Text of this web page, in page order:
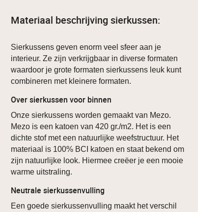
Materiaal beschrijving sierkussen:
Sierkussens geven enorm veel sfeer aan je
interieur. Ze zijn verkrijgbaar in diverse formaten
waardoor je grote formaten sierkussens leuk kunt
combineren met kleinere formaten.
Over sierkussen voor binnen
Onze sierkussens worden gemaakt van Mezo.
Mezo is een katoen van 420 gr./m2. Het is een
dichte stof met een natuurlijke weefstructuur. Het
materiaal is 100% BCI katoen en staat bekend om
zijn natuurlijke look. Hiermee creëer je een mooie
warme uitstraling.
Neutrale sierkussenvulling
Een goede sierkussenvulling maakt het verschil